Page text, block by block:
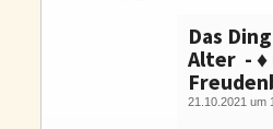
Das
Alter - ♦
21.10.2021 um